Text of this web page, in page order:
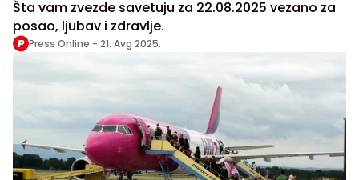
Šta vam zvezde savetuju za 22.08.2025 vezano za
posao, ljubav i zdravlje.
Press Online - 21. Avg 2025.